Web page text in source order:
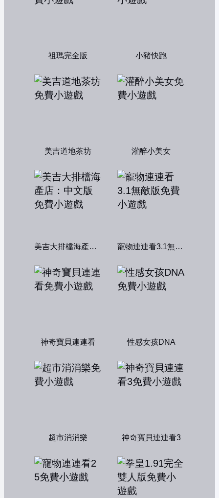
祖瑪完全版 小豬快跑
美吉道地茶坊 灌醉小美女
美吉大排檔海產店：中文版 寵物連連看3.1無敵版
神奇寶貝連連看 性感女孩DNA
超市消消樂 神奇寶貝連連看3